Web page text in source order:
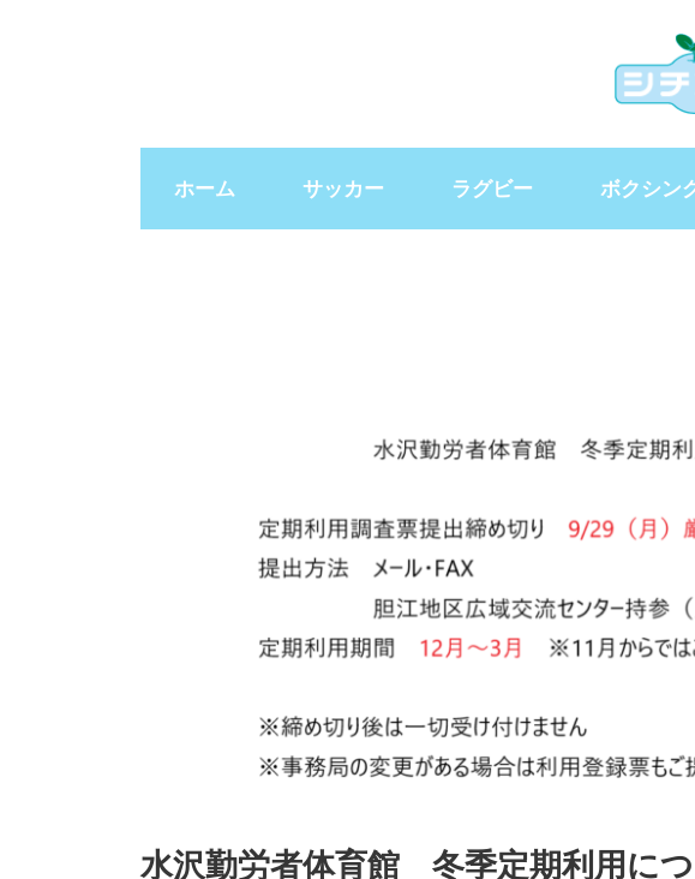
ホーム サッカー ラグビー ボクシン
水沢勤労者体育館 冬季定期利用に